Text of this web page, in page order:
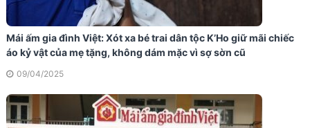
Mái ấm gia đình Việt: Xót xa bé trai dân tộc K’Ho giữ mãi chiếc
áo kỷ vật của mẹ tặng, không dám mặc vì sợ sờn cũ
09/04/2025